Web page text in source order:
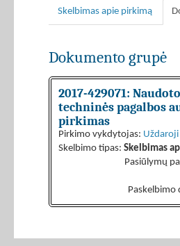
Skelbimas apie pirkimą
Dokumento grupė
2017-429071: Naudoto
techninės pagalbos
pirkimas
Pirkimo vykdytojas: Uždaroji
Skelbimo tipas: Skelbimas
Pasiūlymų